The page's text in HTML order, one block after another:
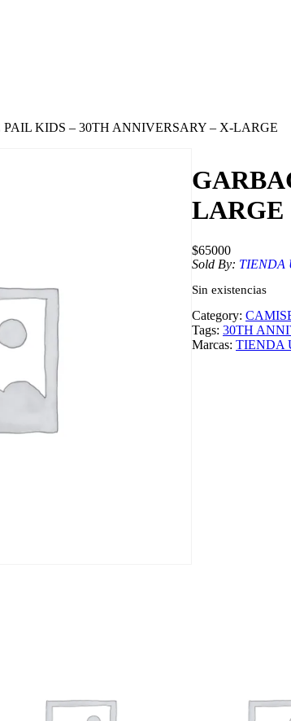
KIDS – 30TH ANNIVERSARY – X-LARGE
LARGE
$65000
Sold By: TIENDA
Sin existencias
Category:
Tags: 30TH
Marcas: TIENDA